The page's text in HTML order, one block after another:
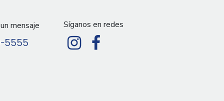
mensaje
5555
Síganos en redes